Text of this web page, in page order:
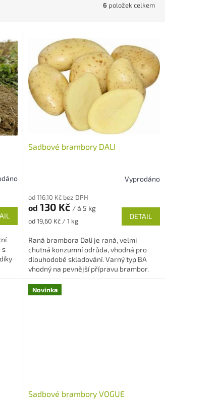
6 položek celkem
s
Sadbové brambory DALI
produktu
je
5,0
5
hvězdiček.
Vyprodáno
od 116,10 Kč bez DPH
od 130 Kč / á 5 kg
Měrná
od 19,60 Kč / 1 kg
DETAIL
Raná brambora Dali je raná, velmi
chutná konzumní odrůda, vhodná pro
dlouhodobé skladování. Varný typ BA
vhodný na pevnější přípravu brambor.
Novinka
Sadbové brambory VOGUE